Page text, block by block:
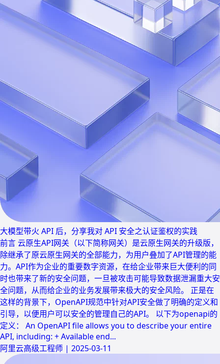
大模型带火 API 后，分享我对 API 安全之认证鉴权的实践
前言 云原生API网关（以下简称网关）是云原生网关的升级版，
除继承了原云原生网关的全部能力，为用户叠加了API管理的能
力。API作为企业的重要数字资源，在给企业带来巨大便利的同
时也带来了新的安全问题，一旦被攻击可能导致数据泄漏重大安
全问题，从而给企业的业务发展带来极大的安全风险。 正是在
这样的背景下，OpenAPI规范中针对API安全做了明确的定义和
引导，以便用户可以安全的管理自己的API。 以下为openapi的
定义： An OpenAPI file allows you to describe your entire
API, including: + Available end...
阿里云高级工程师 | 2025-03-11